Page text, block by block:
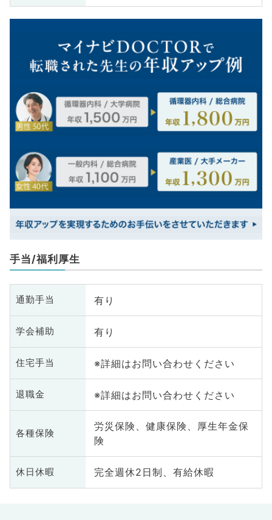
手当/福利厚生
通勤手当 有り
学会補助 有り
住宅手当 ※詳細はお問い合わせください
退職金 ※詳細はお問い合わせください
各種保険
労災保険、健康保険、厚生年金保
険
休日休暇 完全週休2日制、有給休暇